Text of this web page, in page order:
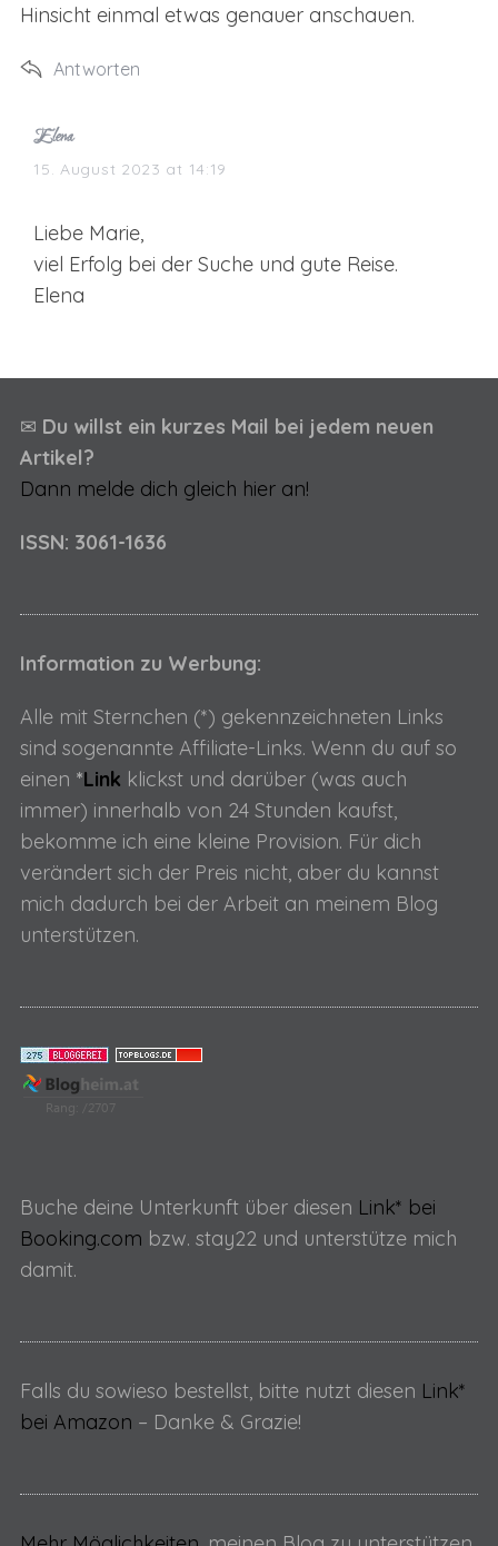
Hinsicht einmal etwas genauer anschauen.
Antworten
s
a
s
:
Elena
15. August 2023 at 14:19
Liebe Marie,
viel Erfolg bei der Suche und gute Reise.
Elena
✉ Du willst ein kurzes Mail bei jedem neuen
Artikel?
Dann melde dich gleich hier an!
ISSN: 3061-1636
Information zu Werbung:
Alle mit Sternchen (*) gekennzeichneten Links
sind sogenannte Affiliate-Links. Wenn du auf so
einen *Link klickst und darüber (was auch
immer) innerhalb von 24 Stunden kaufst,
bekomme ich eine kleine Provision. Für dich
verändert sich der Preis nicht, aber du kannst
mich dadurch bei der Arbeit an meinem Blog
unterstützen.
Buche deine Unterkunft über diesen Link* bei
Booking.com bzw. stay22 und unterstütze mich
damit.
Falls du sowieso bestellst, bitte nutzt diesen Link*
bei Amazon – Danke & Grazie!